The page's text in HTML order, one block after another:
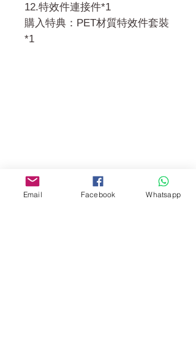
12.特效件連接件*1
購入特典：PET材質特效件套裝
*1
Address:
Email Facebook Whatsapp